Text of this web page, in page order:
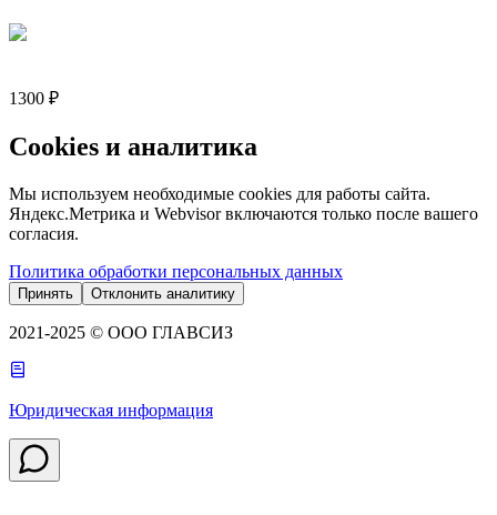
1300 ₽
Cookies и аналитика
Мы используем необходимые cookies для работы сайта.
Яндекс.Метрика и Webvisor включаются только после вашего
согласия.
Политика обработки персональных данных
Принять Отклонить аналитику
2021-2025 © ООО ГЛАВСИЗ
Юридическая информация